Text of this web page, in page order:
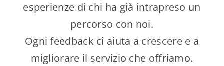
esperienze di chi ha già intrapreso un
percorso con noi.
Ogni feedback ci aiuta a crescere e a
migliorare il servizio che offriamo.